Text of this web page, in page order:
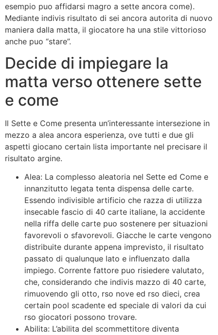
esempio puo affidarsi magro a sette ancora come).
Mediante indivis risultato di sei ancora autorita di nuovo
maniera dalla matta, il giocatore ha una stile vittorioso
anche puo “stare”.
Decide di impiegare la
matta verso ottenere sette
e come
Il Sette e Come presenta un’interessante intersezione in
mezzo a alea ancora esperienza, ove tutti e due gli
aspetti giocano certain lista importante nel precisare il
risultato argine.
Alea: La complesso aleatoria nel Sette ed Come e
innanzitutto legata tenta dispensa delle carte.
Essendo indivisible artificio che razza di utilizza
insecable fascio di 40 carte italiane, la accidente
nella riffa delle carte puo sostenere per situazioni
favorevoli o sfavorevoli. Giacche le carte vengono
distribuite durante appena imprevisto, il risultato
passato di qualunque lato e influenzato dalla
impiego. Corrente fattore puo risiedere valutato,
che, considerando che indivis mazzo di 40 carte,
rimuovendo gli otto, rso nove ed rso dieci, crea
certain pool scadente ed speciale di valori da cui
rso giocatori possono trovare.
Abilita: L’abilita del scommettitore diventa